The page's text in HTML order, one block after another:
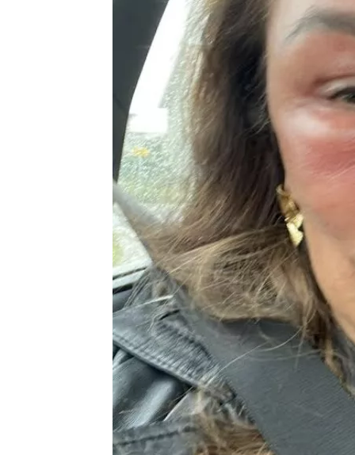
“Het enige wat ik jaren geleden,
had gehoord, was dat hij een flirt
gesprek met &C.